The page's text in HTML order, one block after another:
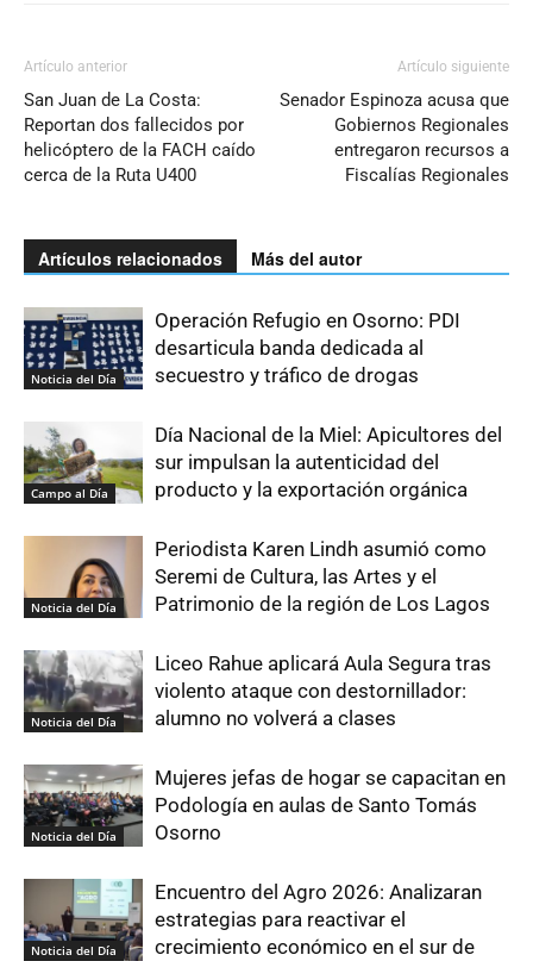
Artículo anterior
San Juan de La Costa:
Reportan dos fallecidos por
helicóptero de la FACH caído
cerca de la Ruta U400
Artículo siguiente
Senador Espinoza acusa que
Gobiernos Regionales
entregaron recursos a
Fiscalías Regionales
Artículos relacionados Más del autor
Noticia del Día
Operación Refugio en Osorno: PDI
desarticula banda dedicada al
secuestro y tráfico de drogas
Campo al Día
Día Nacional de la Miel: Apicultores del
sur impulsan la autenticidad del
producto y la exportación orgánica
Noticia del Día
Periodista Karen Lindh asumió como
Seremi de Cultura, las Artes y el
Patrimonio de la región de Los Lagos
Noticia del Día
Liceo Rahue aplicará Aula Segura tras
violento ataque con destornillador:
alumno no volverá a clases
Noticia del Día
Mujeres jefas de hogar se capacitan en
Podología en aulas de Santo Tomás
Osorno
Noticia del Día
Encuentro del Agro 2026: Analizaran
estrategias para reactivar el
crecimiento económico en el sur de